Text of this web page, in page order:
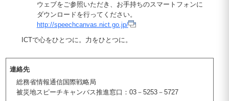
ウェブをご参照いただき、お手持ちのスマートフォンに
ダウンロードを行ってください。
http://speechcanvas.nict.go.jp/
ICTで心をひとつに。力をひとつに。
連絡先
総務省情報通信国際戦略局
被災地スピーチキャンバス推進窓口：03－5253－5727